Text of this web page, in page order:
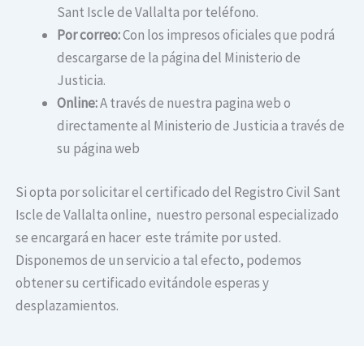
Sant Iscle de Vallalta por teléfono.
Por correo:Con los impresos oficiales que podrá
descargarse de la página del Ministerio de
Justicia.
Online:A través de nuestra pagina web o
directamente al Ministerio de Justicia a través de
su página web
Si opta por solicitar el certificado del Registro Civil Sant
Iscle de Vallalta online, nuestro personal especializado
se encargará en hacer este trámite por usted.
Disponemos de un servicio a tal efecto, podemos
obtener su certificado evitándole esperas y
desplazamientos.